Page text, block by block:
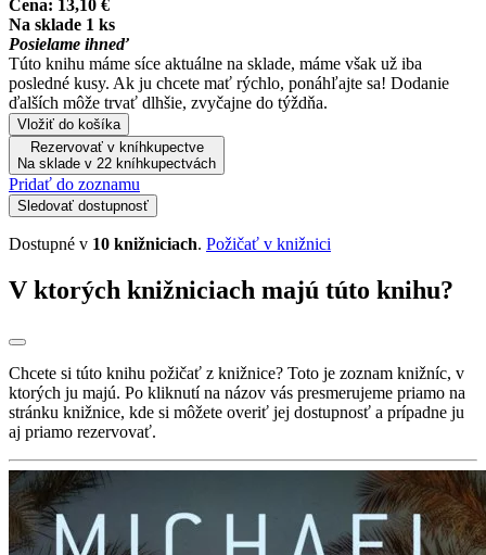
Cena: 13,10 €
Na sklade 1 ks
Posielame ihneď
Túto knihu máme síce aktuálne na sklade, máme však už iba
posledné kusy. Ak ju chcete mať rýchlo, ponáhľajte sa! Dodanie
ďalších môže trvať dlhšie, zvyčajne do týždňa.
Vložiť do košíka
Rezervovať v kníhkupectve
Na sklade v 22 kníhkupectvách
Pridať do zoznamu
Sledovať dostupnosť
Dostupné v 10 knižniciach. Požičať v knižnici
V ktorých knižniciach majú túto knihu?
Chcete si túto knihu požičať z knižnice? Toto je zoznam knižníc, v
ktorých ju majú. Po kliknutí na názov vás presmerujeme priamo na
stránku knižnice, kde si môžete overiť jej dostupnosť a prípadne ju
aj priamo rezervovať.